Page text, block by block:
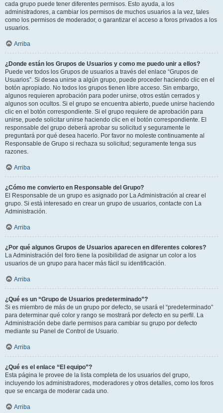
cada grupo puede tener diferentes permisos. Esto ayuda, a los
administradores, a cambiar los permisos de muchos usuarios a la vez, tales
como los permisos de moderador, o garantizar el acceso a foros privados a los
usuarios.
Arriba
¿Donde están los Grupos de Usuarios y como me puedo unir a ellos?
Puede ver todos los Grupos de usuarios a través del enlace “Grupos de
Usuarios”. Si desea unirse a algún grupo, puede proceder haciendo clic en el
botón apropiado. No todos los grupos tienen libre acceso. Sin embargo,
algunos requieren aprobación para poder unirse, otros están cerrados y
algunos son ocultos. Si el grupo se encuentra abierto, puede unirse haciendo
clic en el botón correspondiente. Si el grupo requiere de aprobación para
unirse, puede solicitar unirse haciendo clic en el botón correspondiente. El
responsable del grupo deberá aprobar su solicitud y seguramente le
preguntará por qué desea hacerlo. Por favor no moleste continuamente al
Responsable de Grupo si rechaza su solicitud; seguramente tenga sus
razones.
Arriba
¿Cómo me convierto en Responsable del Grupo?
El Responsable de un grupo es asignado por La Administración al crear el
grupo. Si está interesado en crear un grupo de usuarios, contacte con La
Administración.
Arriba
¿Por qué algunos Grupos de Usuarios aparecen en diferentes colores?
La Administración del foro tiene la posibilidad de asignar un color a los
usuarios de un grupo para hacer más fácil su identificación.
Arriba
¿Qué es un “Grupo de Usuarios predeterminado”?
Si es miembro de más de un grupo por defecto, se usará el “predeterminado”
para determinar qué color y rango se mostrará por defecto en su perfil. La
Administración debe darle permisos para cambiar su grupo por defecto
mediante su Panel de Control de Usuario.
Arriba
¿Qué es el enlace “El equipo”?
Esta página le provee de la lista completa de los usuarios del grupo,
incluyendo los administradores, moderadores y otros detalles, como los foros
que se encarga de moderar cada uno.
Arriba